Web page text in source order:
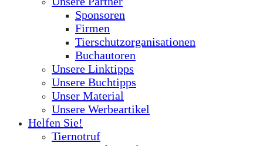
Sponsoren
Firmen
Tierschutzorganisationen
Buchautoren
Unsere Linktipps
Unsere Buchtipps
Unser Material
Unsere Werbeartikel
Helfen Sie!
Tiernotruf